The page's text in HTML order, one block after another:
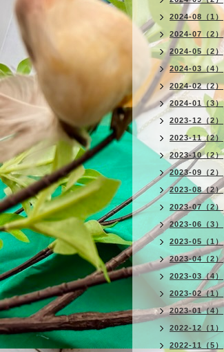
2024-08（1）
2024-07（2）
2024-05（2）
2024-03（4）
2024-02（2）
2024-01（3）
2023-12（2）
2023-11（2）
2023-10（2）
2023-09（2）
2023-08（2）
2023-07（2）
2023-06（3）
2023-05（1）
2023-04（2）
2023-03（4）
2023-02（1）
2023-01（4）
2022-12（1）
2022-11（5）